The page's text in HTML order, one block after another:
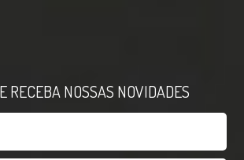
RECEBA NOSSAS NOVIDADES